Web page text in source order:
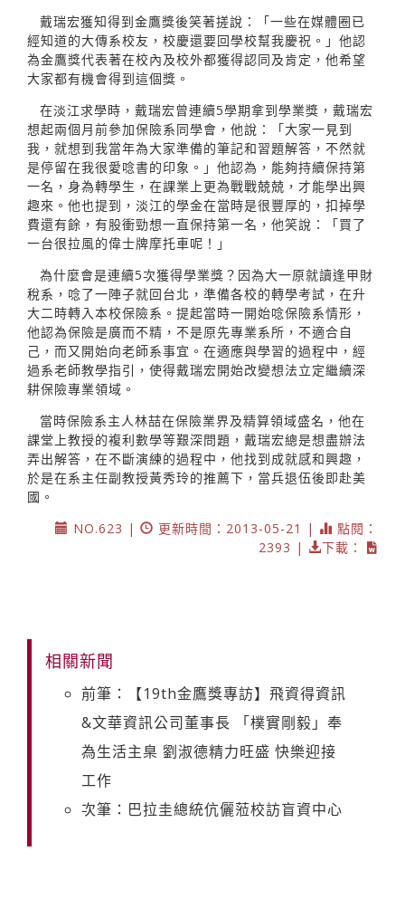
戴瑞宏獲知得到金鷹獎後笑著搓說：「一些在媒體圈已
經知道的大傳系校友，校慶還要回學校幫我慶祝。」他認
為金鷹獎代表著在校內及校外都獲得認同及肯定，他希望
大家都有機會得到這個獎。
在淡江求學時，戴瑞宏曾連續5學期拿到學業獎，戴瑞宏
想起兩個月前參加保險系同學會，他說：「大家一見到
我，就想到我當年為大家準備的筆記和習題解答，不然就
是停留在我很愛唸書的印象。」他認為，能夠持續保持第
一名，身為轉學生，在課業上更為戰戰兢兢，才能學出興
趣來。他也提到，淡江的學金在當時是很豐厚的，扣掉學
費還有餘，有股衝勁想一直保持第一名，他笑說：「買了
一台很拉風的偉士牌摩托車呢！」
為什麼會是連續5次獲得學業獎？因為大一原就讀逢甲財
稅系，唸了一陣子就回台北，準備各校的轉學考試，在升
大二時轉入本校保險系。提起當時一開始唸保險系情形，
他認為保險是廣而不精，不是原先專業系所，不適合自
己，而又開始向老師系事宜。在適應與學習的過程中，經
過系老師教學指引，使得戴瑞宏開始改變想法立定繼續深
耕保險專業領域。
當時保險系主人林喆在保險業界及精算領域盛名，他在
課堂上教授的複利數學等艱深問題，戴瑞宏總是想盡辦法
弄出解答，在不斷演練的過程中，他找到成就感和興趣，
於是在系主任副教授黃秀玲的推薦下，當兵退伍後即赴美
國。
NO.623 |
更新時間：2013-05-21 |
點閱：
2393 |
下載：
相關新聞
前筆：【19th金鷹獎專訪】飛資得資訊
&文華資訊公司董事長 「樸實剛毅」奉
為生活主臬 劉淑德精力旺盛 快樂迎接
工作
次筆：巴拉圭總統伉儷蒞校訪盲資中心